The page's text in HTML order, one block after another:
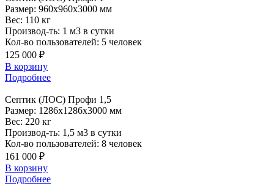
Размер: 960x960x3000 мм
Вес: 110 кг
Производ-ть: 1 м3 в сутки
Кол-во пользователей: 5 человек
125 000 ₽
В корзину
Подробнее
Септик (ЛОС) Профи 1,5
Размер: 1286x1286x3000 мм
Вес: 220 кг
Производ-ть: 1,5 м3 в сутки
Кол-во пользователей: 8 человек
161 000 ₽
В корзину
Подробнее